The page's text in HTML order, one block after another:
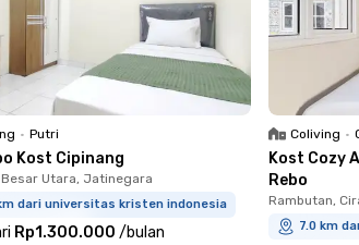
• Putri
Kost Cipinang
Utara, Jatinegara
dari universitas kristen indonesia
Rp1.300.000 /bulan
Coliving •
Kost Cozy
Rebo
Rambutan,
7.0 km